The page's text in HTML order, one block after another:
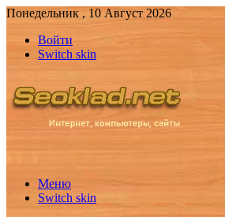
Понедельник , 10 Август 2026
Войти
Switch skin
Меню
Switch skin